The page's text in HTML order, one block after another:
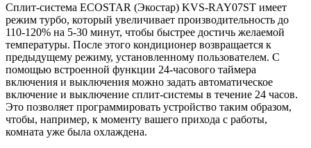
Сплит-система ECOSTAR (Экостар) KVS-RAY07ST имеет
режим турбо, который увеличивает производительность до
110-120% на 5-30 минут, чтобы быстрее достичь желаемой
температуры. После этого кондиционер возвращается к
предыдущему режиму, установленному пользователем. С
помощью встроенной функции 24-часового таймера
включения и выключения можно задать автоматическое
включение и выключение сплит-системы в течение 24 часов.
Это позволяет программировать устройство таким образом,
чтобы, например, к моменту вашего прихода с работы,
комната уже была охлаждена.